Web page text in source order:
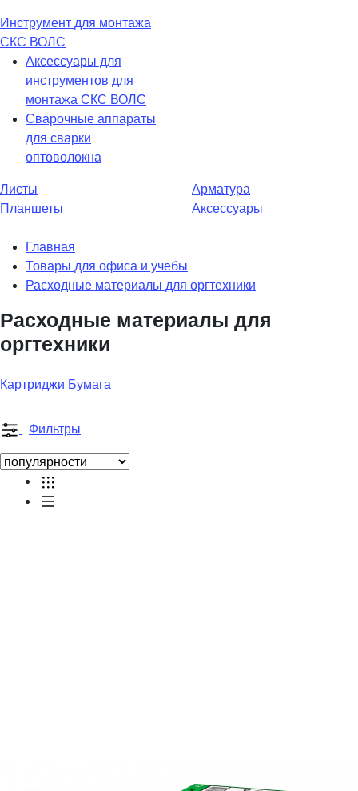
Инструмент для монтажа
СКС ВОЛС
Аксессуары для
инструментов для
монтажа СКС ВОЛС
Сварочные аппараты
для сварки
оптоволокна
Листы
Арматура
Планшеты
Аксессуары
Главная
Товары для офиса и учебы
Расходные материалы для оргтехники
Расходные материалы для
оргтехники
Картриджи Бумага
Фильтры